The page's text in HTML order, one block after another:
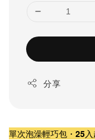
分享
單次泡澡輕巧包・25入